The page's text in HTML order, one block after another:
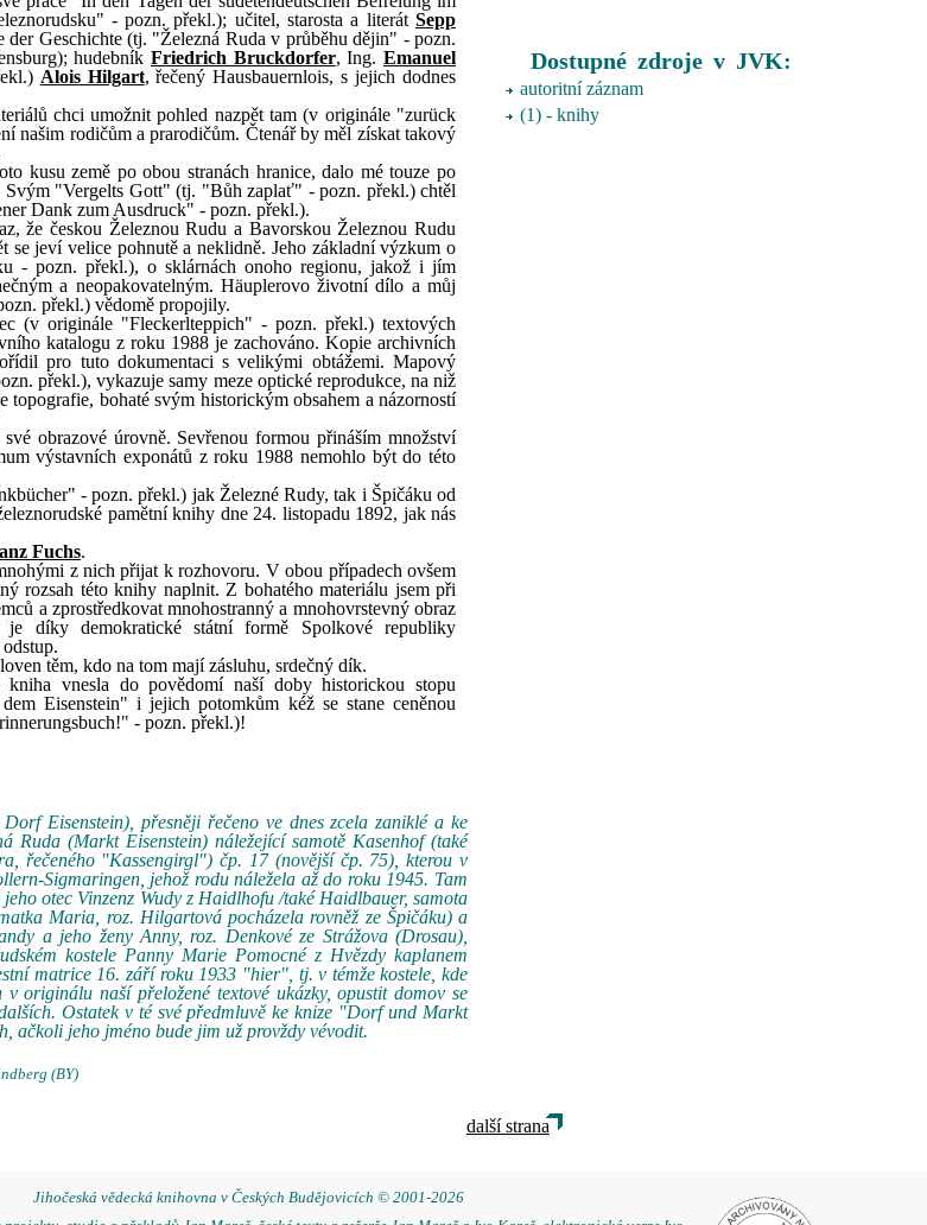
- pozn. překl.); učitel, starosta a literát Sepp
Geschichte (tj. "Železná Ruda v průběhu dějin" - pozn.
hudebník Friedrich Bruckdorfer, Ing.Emanuel
Alois Hilgart, řečený Hausbauernlois, s jejich dodnes
chci umožnit pohled nazpět tam (v originále "zurück
našim rodičům a prarodičům. Čtenář by měl získat takový
kusu země po obou stranách hranice, dalo mé touze po
Svým "Vergelts Gott" (tj. "Bůh zaplať" - pozn. překl.) chtěl
Dank zum Ausdruck" - pozn. překl.).
že českou Železnou Rudu a Bavorskou Železnou Rudu
se jeví velice pohnutě a neklidně. Jeho základní výzkum o
- pozn. překl.), o sklárnách onoho regionu, jakož i jím
a neopakovatelným. Häuplerovo životní dílo a můj
překl.) vědomě propojily.
(v originále "Fleckerlteppich" - pozn. překl.) textových
katalogu z roku 1988 je zachováno. Kopie archivních
pro tuto dokumentaci s velikými obtážemi. Mapový
překl.), vykazuje samy meze optické reprodukce, na niž
bohaté svým historickým obsahem a názorností
obrazové úrovně. Sevřenou formou přináším množství
výstavních exponátů z roku 1988 nemohlo být do této
- pozn. překl.) jak Železné Rudy, tak i Špičáku od
pamětní knihy dne 24. listopadu 1892, jak nás
Fuchs.
z nich přijat k rozhovoru. V obou případech ovšem
rozsah této knihy naplnit. Z bohatého materiálu jsem při
a zprostředkovat mnohostranný a mnohovrstevný obraz
díky demokratické státní formě Spolkové republiky
těm, kdo na tom mají zásluhu, srdečný dík.
vnesla do povědomí naší doby historickou stopu
Eisenstein" i jejich potomkům kéž se stane ceněnou
- pozn. překl.)!
Eisenstein), přesněji řečeno ve dnes zcela zaniklé a ke
Ruda (Markt Eisenstein) náležející samotě Kasenhof (také
řečeného "Kassengirgl") čp. 17 (novější čp. 75), kterou v
Sigmaringen, jehož rodu náležela až do roku 1945. Tam
otec Vinzenz Wudy z Haidlhofu /také Haidlbauer, samota
Maria, roz. Hilgartová pocházela rovněž ze Špičáku) a
a jeho ženy Anny, roz. Denkové ze Strážova (Drosau),
kostele Panny Marie Pomocné z Hvězdy kaplanem
matrice 16. září roku 1933 "hier", tj. v témže kostele, kde
originálu naší přeložené textové ukázky, opustit domov se
Ostatek v té své předmluvě ke knize "Dorf und Markt
ačkoli jeho jméno bude jim už provždy vévodit.
(BY)
Dostupné zdroje v JVK:
autoritní záznam
(1) - knihy
další strana
Jihočeská vědecká knihovna v Českých Budějovicích © 2001-2026